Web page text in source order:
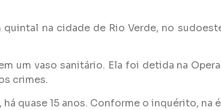
na cidade de Rio Verde, no
um vaso sanitário. Ela foi detida na
crimes.
quase 15 anos. Conforme o inquérito, na